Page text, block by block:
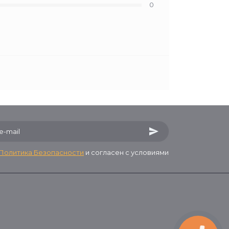
0
Безопасности и согласен с условиями